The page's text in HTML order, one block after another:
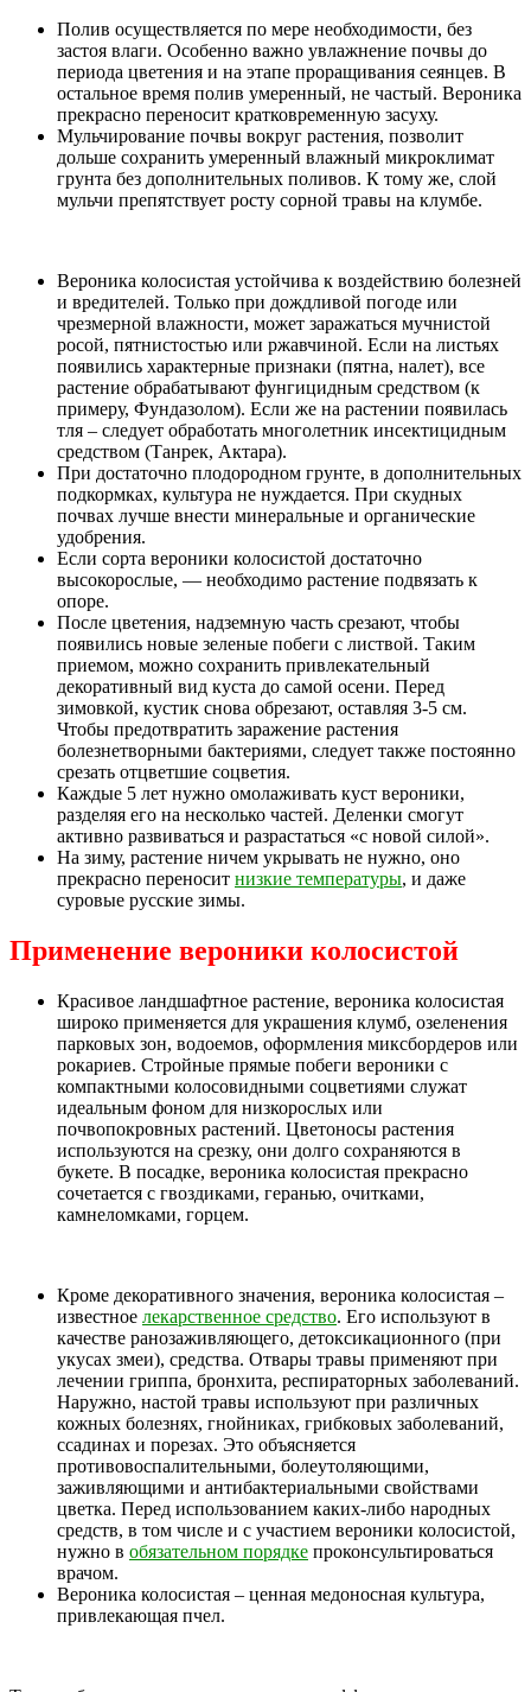
Полив осуществляется по мере необходимости, без
застоя влаги. Особенно важно увлажнение почвы до
периода цветения и на этапе проращивания сеянцев. В
остальное время полив умеренный, не частый. Вероника
прекрасно переносит кратковременную засуху.
Мульчирование почвы вокруг растения, позволит
дольше сохранить умеренный влажный микроклимат
грунта без дополнительных поливов. К тому же, слой
мульчи препятствует росту сорной травы на клумбе.
Вероника колосистая устойчива к воздействию болезней
и вредителей. Только при дождливой погоде или
чрезмерной влажности, может заражаться мучнистой
росой, пятнистостью или ржавчиной. Если на листьях
появились характерные признаки (пятна, налет), все
растение обрабатывают фунгицидным средством (к
примеру, Фундазолом). Если же на растении появилась
тля – следует обработать многолетник инсектицидным
средством (Танрек, Актара).
При достаточно плодородном грунте, в дополнительных
подкормках, культура не нуждается. При скудных
почвах лучше внести минеральные и органические
удобрения.
Если сорта вероники колосистой достаточно
высокорослые, — необходимо растение подвязать к
опоре.
После цветения, надземную часть срезают, чтобы
появились новые зеленые побеги с листвой. Таким
приемом, можно сохранить привлекательный
декоративный вид куста до самой осени. Перед
зимовкой, кустик снова обрезают, оставляя 3-5 см.
Чтобы предотвратить заражение растения
болезнетворными бактериями, следует также постоянно
срезать отцветшие соцветия.
Каждые 5 лет нужно омолаживать куст вероники,
разделяя его на несколько частей. Деленки смогут
активно развиваться и разрастаться «с новой силой».
На зиму, растение ничем укрывать не нужно, оно
прекрасно переносит низкие температуры, и даже
суровые русские зимы.
Применение вероники колосистой
Красивое ландшафтное растение, вероника колосистая
широко применяется для украшения клумб, озеленения
парковых зон, водоемов, оформления миксбордеров или
рокариев. Стройные прямые побеги вероники с
компактными колосовидными соцветиями служат
идеальным фоном для низкорослых или
почвопокровных растений. Цветоносы растения
используются на срезку, они долго сохраняются в
букете. В посадке, вероника колосистая прекрасно
сочетается с гвоздиками, геранью, очитками,
камнеломками, горцем.
Кроме декоративного значения, вероника колосистая –
известное лекарственное средство. Его используют в
качестве ранозаживляющего, детоксикационного (при
укусах змеи), средства. Отвары травы применяют при
лечении гриппа, бронхита, респираторных заболеваний.
Наружно, настой травы используют при различных
кожных болезнях, гнойниках, грибковых заболеваний,
ссадинах и порезах. Это объясняется
противовоспалительными, болеутоляющими,
заживляющими и антибактериальными свойствами
цветка. Перед использованием каких-либо народных
средств, в том числе и с участием вероники колосистой,
нужно в обязательном порядке проконсультироваться
врачом.
Вероника колосистая – ценная медоносная культура,
привлекающая пчел.